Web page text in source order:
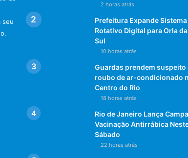
seu
2 horas atrás
Prefeitura Expande Sistema
Rotativo Digital para Orla
Sul
10 horas atrás
Guardas prendem suspeito
roubo de ar-condicionado
Centro do Rio
18 horas atrás
Rio de Janeiro Lança
Vacinação Antirrábica
Sábado
22 horas atrás